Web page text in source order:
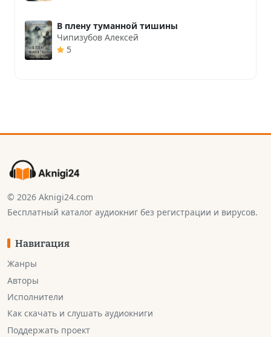
В плену туманной тишины
Чипизубов Алексей
5
© 2026 Aknigi24.com
Бесплатный каталог аудиокниг без регистрации и вирусов.
Навигация
Жанры
Авторы
Исполнители
Как скачать и слушать аудиокниги
Поддержать проект